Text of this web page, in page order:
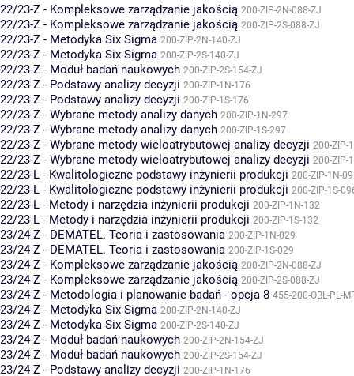
22/23-Z - Kompleksowe zarządzanie jakością 200-ZIP-2N-088-ZJ
22/23-Z - Kompleksowe zarządzanie jakością 200-ZIP-2S-088-ZJ
22/23-Z - Metodyka Six Sigma 200-ZIP-2N-140-ZJ
22/23-Z - Metodyka Six Sigma 200-ZIP-2S-140-ZJ
22/23-Z - Moduł badań naukowych 200-ZIP-2S-154-ZJ
22/23-Z - Podstawy analizy decyzji 200-ZIP-1N-176
22/23-Z - Podstawy analizy decyzji 200-ZIP-1S-176
22/23-Z - Wybrane metody analizy danych 200-ZIP-1N-297
22/23-Z - Wybrane metody analizy danych 200-ZIP-1S-297
22/23-Z - Wybrane metody wieloatrybutowej analizy decyzji 200-ZIP-
22/23-Z - Wybrane metody wieloatrybutowej analizy decyzji 200-ZIP-
22/23-L - Kwalitologiczne podstawy inżynierii produkcji 200-ZIP-1N-
22/23-L - Kwalitologiczne podstawy inżynierii produkcji 200-ZIP-1S-
22/23-L - Metody i narzędzia inżynierii produkcji 200-ZIP-1N-132
22/23-L - Metody i narzędzia inżynierii produkcji 200-ZIP-1S-132
23/24-Z - DEMATEL. Teoria i zastosowania 200-ZIP-1N-029
23/24-Z - DEMATEL. Teoria i zastosowania 200-ZIP-1S-029
23/24-Z - Kompleksowe zarządzanie jakością 200-ZIP-2N-088-ZJ
23/24-Z - Kompleksowe zarządzanie jakością 200-ZIP-2S-088-ZJ
23/24-Z - Metodologia i planowanie badań - opcja 8 455-200-OBL-PL-
23/24-Z - Metodyka Six Sigma 200-ZIP-2N-140-ZJ
23/24-Z - Metodyka Six Sigma 200-ZIP-2S-140-ZJ
23/24-Z - Moduł badań naukowych 200-ZIP-2N-154-ZJ
23/24-Z - Moduł badań naukowych 200-ZIP-2S-154-ZJ
23/24-Z - Podstawy analizy decyzji 200-ZIP-1N-176